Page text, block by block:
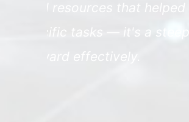
Implementing
products
improved
Patterson's
tailored